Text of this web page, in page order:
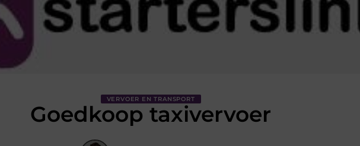
VERVOER EN TRANSPORT
Goedkoop taxivervoer